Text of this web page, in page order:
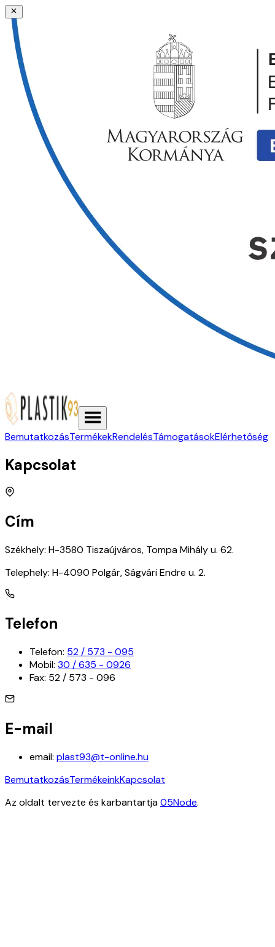
BemutatkozásTermékekRendelésTámogatásokElérhetőség
Kapcsolat
Cím
Székhely: H-3580 Tiszaújváros, Tompa Mihály u. 62.
Telephely: H-4090 Polgár, Ságvári Endre u. 2.
Telefon
Telefon: 52 / 573 - 095
Mobil: 30 / 635 - 0926
Fax: 52 / 573 - 096
E-mail
email: plast93@t-online.hu
BemutatkozásTermékeinkKapcsolat
Az oldalt tervezte és karbantartja05Node.